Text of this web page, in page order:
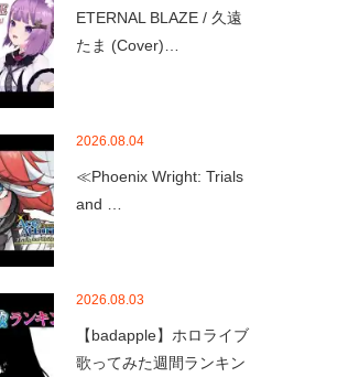
ETERNAL BLAZE / 久遠
たま (Cover)…
2026.08.04
≪Phoenix Wright: Trials
and …
2026.08.03
【badapple】ホロライブ
歌ってみた週間ランキン